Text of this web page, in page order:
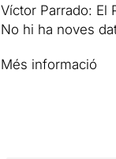
Víctor Parrado: El
No hi ha noves
Més informació